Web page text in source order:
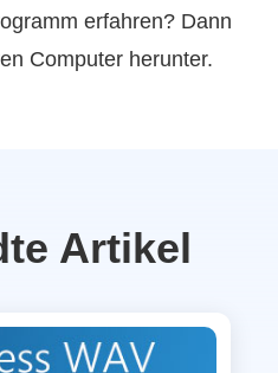
erfahren? Dann
Computer herunter.
Artikel